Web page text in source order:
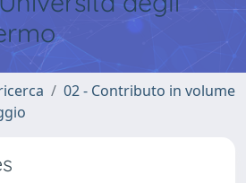
02 - Contributo in volume